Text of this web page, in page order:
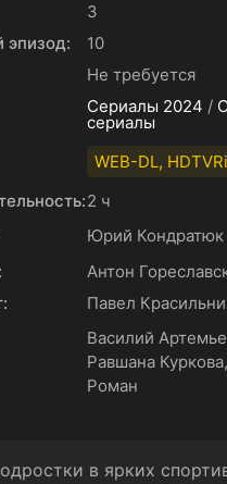
3
эпизод:
10
Не требуется
Сериалы 2024 /
сериалы
WEB-DL,
2 ч
Юрий Кондратюк
Антон
Павел
Василий
Равшана
Роман
в ярких